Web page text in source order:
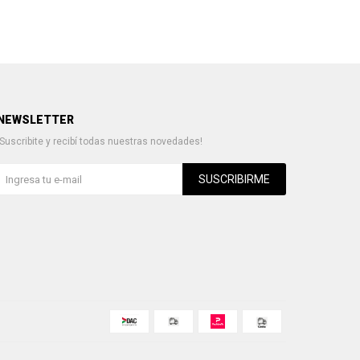
NEWSLETTER
y recibí todas nuestras novedades!
SUSCRIBIRME